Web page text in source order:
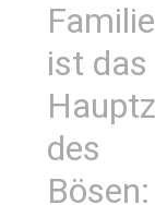
Familie
ist das
des
Bösen: